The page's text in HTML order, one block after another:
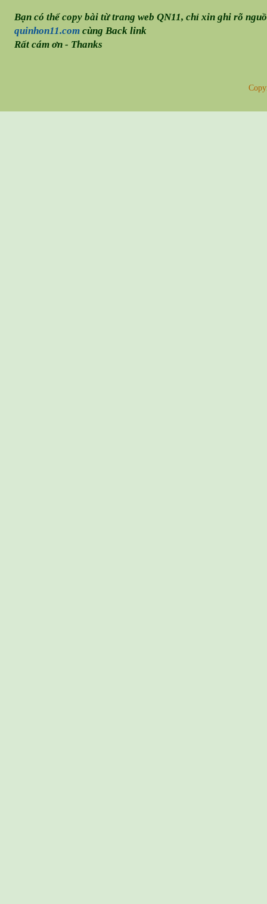
Bạn có thể copy bài từ trang web QN11, chỉ xin ghi rõ
quinhon11.comcùng Back link
Rất cám ơn - Thanks